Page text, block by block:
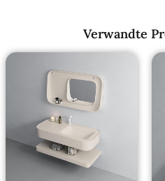
Verwandte